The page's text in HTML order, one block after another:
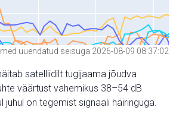
uuendatud seisuga 2026-08-09 08:37:02
satelliidilt tugijaama jõudva
väärtust vahemikus 38–54 dB
juhul on tegemist signaali häiringuga.